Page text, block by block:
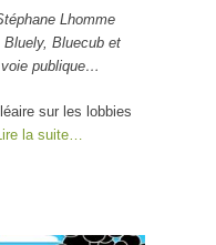
Lhomme
Bluecub et
publique…
sur les lobbies
Lire la suite…